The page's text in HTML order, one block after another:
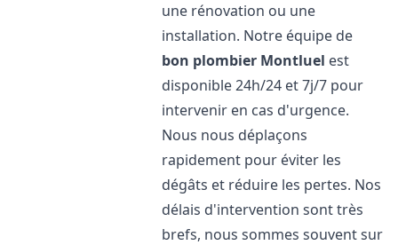
une rénovation ou une
installation. Notre équipe de
bon plombier Montluel est
disponible 24h/24 et 7j/7 pour
intervenir en cas d'urgence.
Nous nous déplaçons
rapidement pour éviter les
dégâts et réduire les pertes. Nos
délais d'intervention sont très
brefs, nous sommes souvent sur